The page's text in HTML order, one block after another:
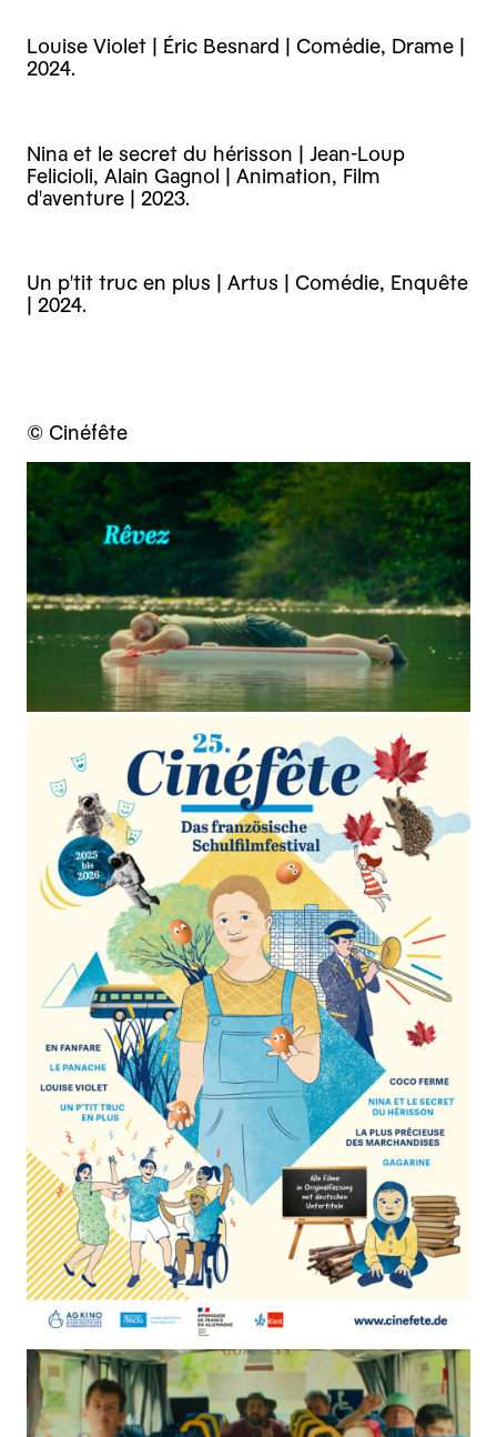
Louise Violet | Éric Besnard | Comédie, Drame |
2024.
Nina et le secret du hérisson | Jean-Loup
Felicioli, Alain Gagnol | Animation, Film
d'aventure | 2023.
Un p'tit truc en plus | Artus | Comédie, Enquête
| 2024.
© Cinéfête